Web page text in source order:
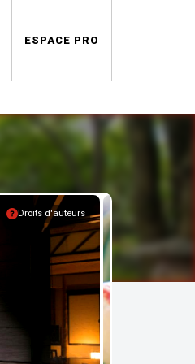
ESPACE PRO
Droits d'auteurs